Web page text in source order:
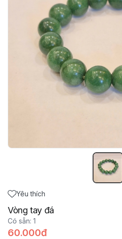
Yêu thích
Vòng tay đá
Có sẵn: 1
60.000đ